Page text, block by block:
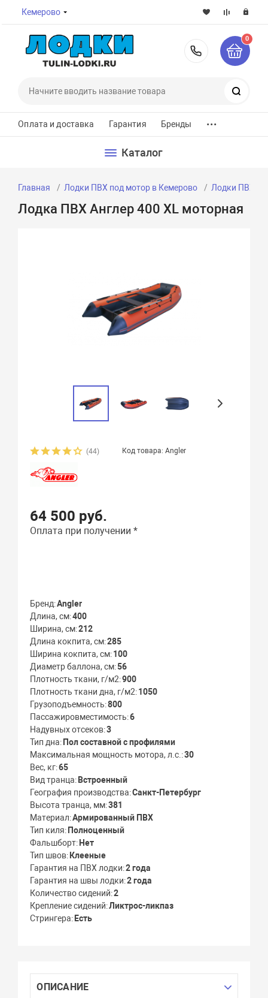
Кемерово
8-800-
0
Оплата и доставка Гарантия Бренды ...
Каталог
Главная Лодки ПВХ под мотор в Кемерово Лодки ПВХ
Лодка ПВХ Англер 400 XL моторная
(44) Код товара: Angler
64 500 руб.
Оплата при получении *
Бренд Angler
Длина, см 400
Ширина, см 212
Длина кокпита, см 285
Ширина кокпита, см 100
Диаметр баллона, см 56
Плотность ткани, г/м2 900
Плотность ткани дна, г/м2 1050
Грузоподъемность 800
Пассажировместимость 6
Надувных отсеков 3
Тип дна Пол составной с профилями
Максимальная мощность мотора, л.с. 30
Вес, кг 65
Вид транца Встроенный
География производства Санкт-Петербург
Высота транца, мм 381
Материал Армированный ПВХ
Тип киля Полноценный
Фальшборт Нет
Тип швов Клееные
Гарантия на ПВХ лодки 2 года
Гарантия на швы лодки 2 года
Количество сидений 2
Крепление сидений Ликтрос-ликпаз
Стрингера Есть
ОПИСАНИЕ